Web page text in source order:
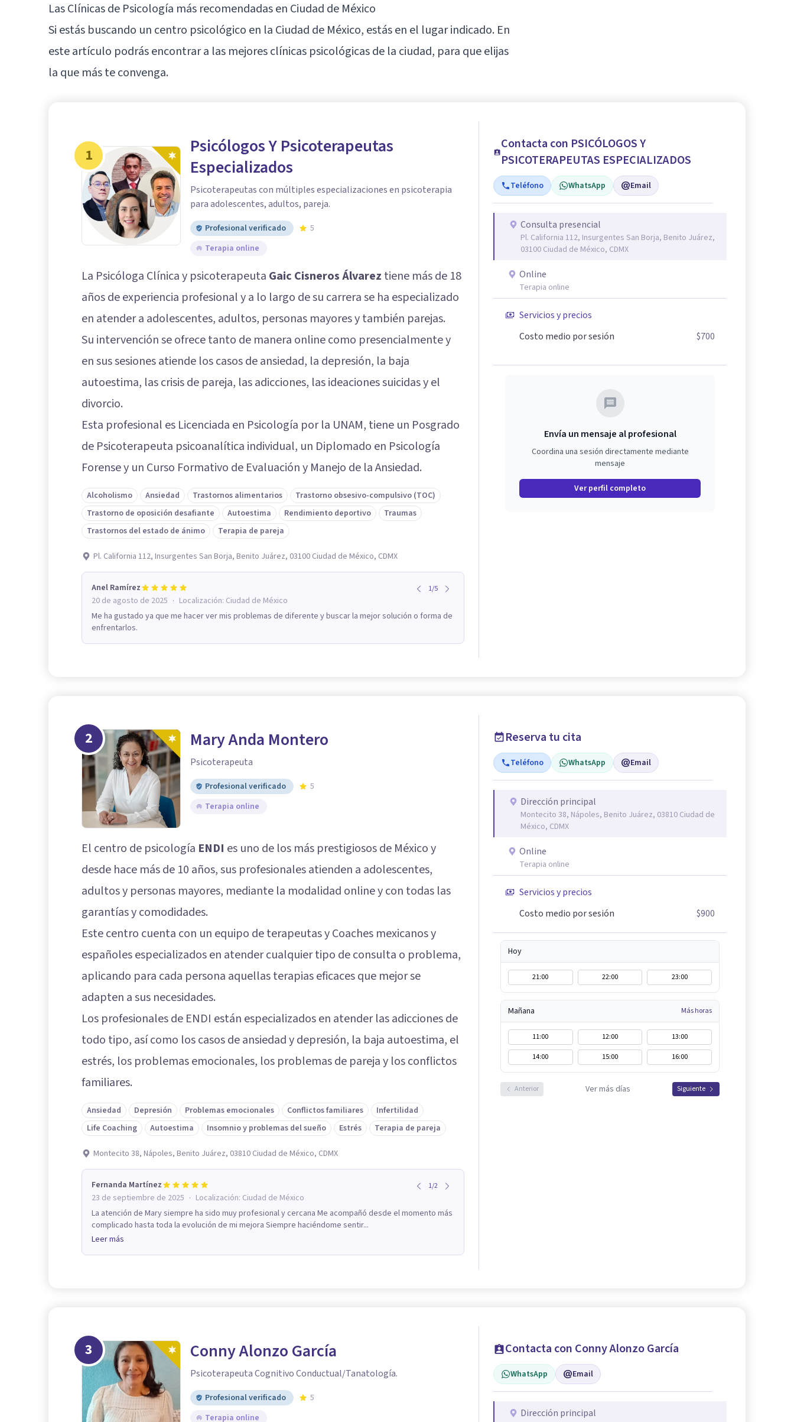
Las Clínicas de Psicología más recomendadas en Ciudad de México
Si estás buscando un centro psicológico en la Ciudad de México, estás en el lugar indicado. En
este artículo podrás encontrar a las mejores clínicas psicológicas de la ciudad, para que elijas
la que más te convenga.
1
Psicólogos Y Psicoterapeutas
Especializados
Psicoterapeutas con múltiples especializaciones en psicoterapia
para adolescentes, adultos, pareja.
Profesional verificado
5
Terapia online
La Psicóloga Clínica y psicoterapeuta Gaic Cisneros Álvarez tiene más de 18
años de experiencia profesional y a lo largo de su carrera se ha especializado
en atender a adolescentes, adultos, personas mayores y también parejas.
Su intervención se ofrece tanto de manera online como presencialmente y
en sus sesiones atiende los casos de ansiedad, la depresión, la baja
autoestima, las crisis de pareja, las adicciones, las ideaciones suicidas y el
divorcio.
Esta profesional es Licenciada en Psicología por la UNAM, tiene un Posgrado
de Psicoterapeuta psicoanalítica individual, un Diplomado en Psicología
Forense y un Curso Formativo de Evaluación y Manejo de la Ansiedad.
Alcoholismo Ansiedad Trastornos alimentarios
Trastorno obsesivo-compulsivo (TOC)
Trastorno de oposición desafiante
Autoestima Rendimiento deportivo
Traumas
Trastornos del estado de ánimo
Terapia de pareja
Pl. California 112, Insurgentes San Borja, Benito Juárez, 03100 Ciudad de México, CDMX
Anel Ramírez 1/5
20 de agosto de 2025 · Localización: Ciudad de México
Me ha gustado ya que me hacer ver mis problemas de diferente y buscar la mejor solución o forma de
enfrentarlos.
Contacta con PSICÓLOGOS Y
PSICOTERAPEUTAS ESPECIALIZADOS
Teléfono WhatsApp Email
Consulta presencial
Pl. California 112, Insurgentes San Borja, Benito Juárez,
03100 Ciudad de México, CDMX
Online
Terapia online
Servicios y precios
Costo medio por sesión
$700
Envía un mensaje al profesional
Coordina una sesión directamente mediante
mensaje
Ver perfil completo
2 Mary Anda Montero
Psicoterapeuta
Profesional verificado
5
Terapia online
El centro de psicología ENDI es uno de los más prestigiosos de México y
desde hace más de 10 años, sus profesionales atienden a adolescentes,
adultos y personas mayores, mediante la modalidad online y con todas las
garantías y comodidades.
Este centro cuenta con un equipo de terapeutas y Coaches mexicanos y
españoles especializados en atender cualquier tipo de consulta o problema,
aplicando para cada persona aquellas terapias eficaces que mejor se
adapten a sus necesidades.
Los profesionales de ENDI están especializados en atender las adicciones de
todo tipo, así como los casos de ansiedad y depresión, la baja autoestima, el
estrés, los problemas emocionales, los problemas de pareja y los conflictos
familiares.
Ansiedad Depresión Problemas emocionales Conflictos familiares
Infertilidad
Life Coaching
Autoestima Insomnio y problemas del sueño Estrés Terapia de pareja
Montecito 38, Nápoles, Benito Juárez, 03810 Ciudad de México, CDMX
Fernanda Martínez 1/2
23 de septiembre de 2025 · Localización: Ciudad de México
La atención de Mary siempre ha sido muy profesional y cercana Me acompañó desde el momento más
complicado hasta toda la evolución de mi mejora Siempre haciéndome sentir...
Leer más
Reserva tu cita
Teléfono WhatsApp Email
Dirección principal
Montecito 38, Nápoles, Benito Juárez, 03810 Ciudad de
México, CDMX
Online
Terapia online
Servicios y precios
Costo medio por sesión
$900
Hoy
21:00 22:00 23:00
Mañana Más horas
11:00 12:00
13:00
14:00
15:00 16:00
Anterior Ver más días Siguiente
3 Conny Alonzo García
Psicoterapeuta Cognitivo Conductual/Tanatología.
Profesional verificado
5
Terapia online
Contacta con Conny Alonzo García
WhatsApp Email
Dirección principal